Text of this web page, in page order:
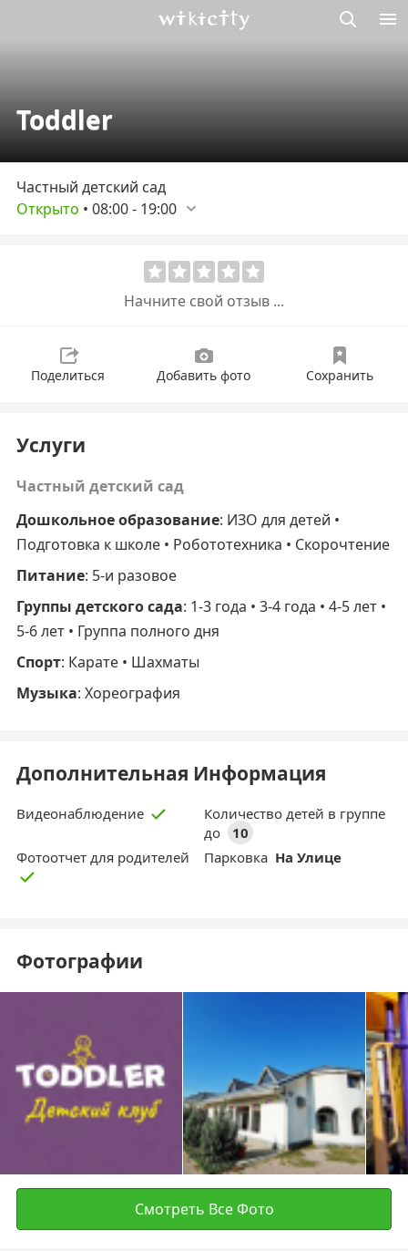
Toddler
Частный детский сад
Открыто • 08:00- 19:00
Начните свой отзыв ...
Поделиться Добавить фото Сохранить
Услуги
Частный детский сад
Дошкольное образование: ИЗО для детей •
Подготовка к школе • Робототехника • Скорочтение
Питание: 5-и разовое
Группы детского сада: 1-3 года • 3-4 года • 4-5 лет •
5-6 лет • Группа полного дня
Спорт: Карате • Шахматы
Музыка: Хореография
Дополнительная Информация
Видеонаблюдение
Количество детей в группе
до
10
Фотоотчет для родителей
Парковка На Улице
Фотографии
Смотреть Все Фото